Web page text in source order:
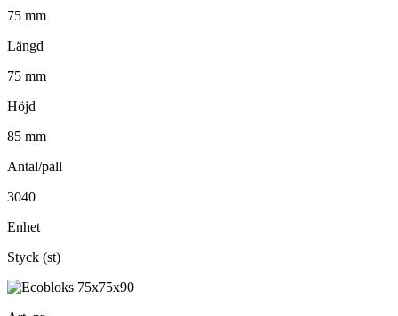
75 mm
Längd
75 mm
Höjd
85 mm
Antal/pall
3040
Enhet
Styck (st)